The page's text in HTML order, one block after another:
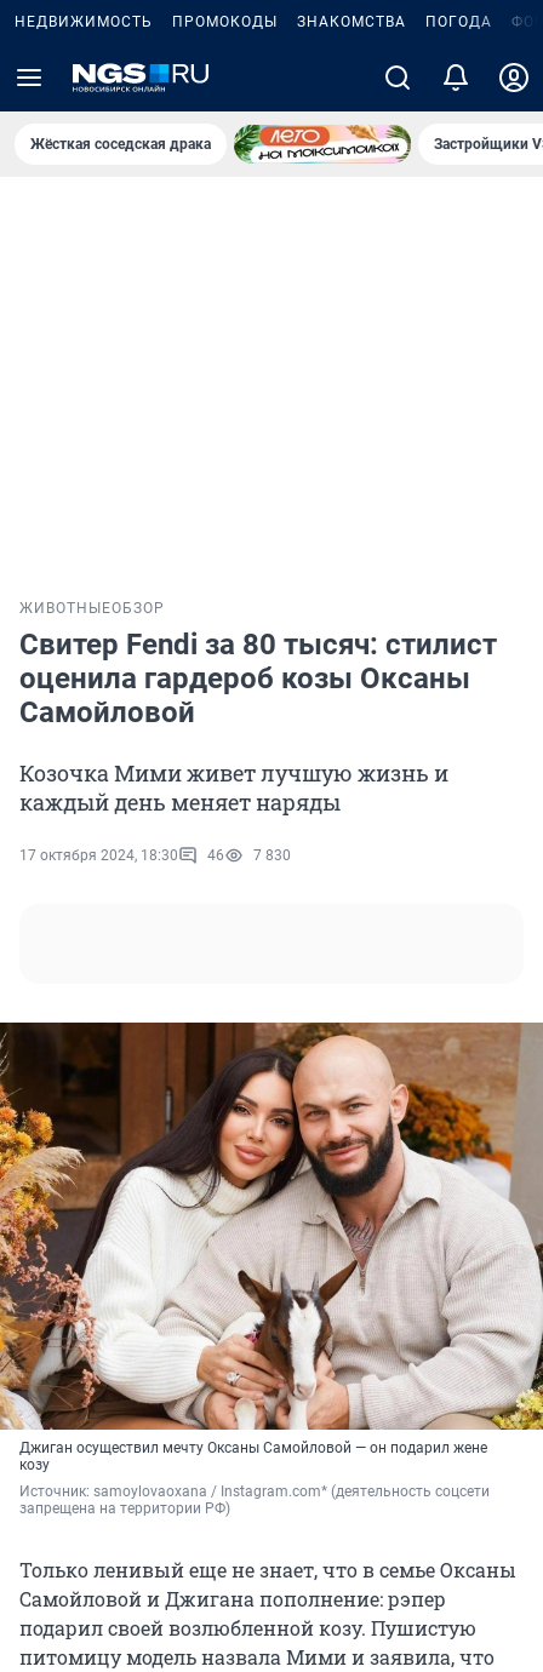
НЕДВИЖИМОСТЬ ПРОМОКОДЫ ЗНАКОМСТВА ПОГОДА
Жёсткая соседская драка Застройщики
ЖИВОТНЫЕОБЗОР
Свитер Fendi за 80 тысяч: стилист
оценила гардероб козы Оксаны
Самойловой
Козочка Мими живет лучшую жизнь и
каждый день меняет наряды
17 октября 2024, 18:30 46 7 830
Джиган осуществил мечту Оксаны Самойловой — он подарил жене
козу
Источник: samoylovaoxana / Instagram.com* (деятельность соцсети
запрещена на территории РФ)
Только ленивый еще не знает, что в семье Оксаны
Самойловой и Джигана пополнение: рэпер
подарил своей возлюбленной козу. Пушистую
питомицу модель назвала Мими и заявила, что